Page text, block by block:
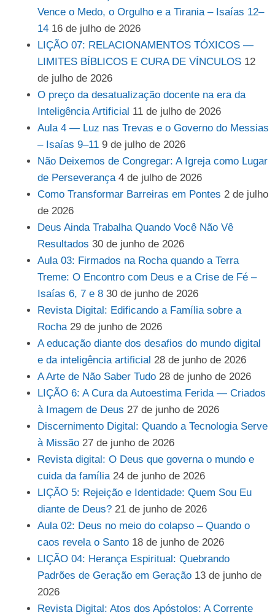
Vence o Medo, o Orgulho e a Tirania – Isaías 12–
14 16 de julho de 2026
LIÇÃO 07: RELACIONAMENTOS TÓXICOS —
LIMITES BÍBLICOS E CURA DE VÍNCULOS 12
de julho de 2026
O preço da desatualização docente na era da
Inteligência Artificial 11 de julho de 2026
Aula 4 — Luz nas Trevas e o Governo do Messias
– Isaías 9–11 9 de julho de 2026
Não Deixemos de Congregar: A Igreja como Lugar
de Perseverança 4 de julho de 2026
Como Transformar Barreiras em Pontes 2 de julho
de 2026
Deus Ainda Trabalha Quando Você Não Vê
Resultados 30 de junho de 2026
Aula 03: Firmados na Rocha quando a Terra
Treme: O Encontro com Deus e a Crise de Fé –
Isaías 6, 7 e 8 30 de junho de 2026
Revista Digital: Edificando a Família sobre a
Rocha 29 de junho de 2026
A educação diante dos desafios do mundo digital
e da inteligência artificial 28 de junho de 2026
A Arte de Não Saber Tudo 28 de junho de 2026
LIÇÃO 6: A Cura da Autoestima Ferida — Criados
à Imagem de Deus 27 de junho de 2026
Discernimento Digital: Quando a Tecnologia Serve
à Missão 27 de junho de 2026
Revista digital: O Deus que governa o mundo e
cuida da família 24 de junho de 2026
LIÇÃO 5: Rejeição e Identidade: Quem Sou Eu
diante de Deus? 21 de junho de 2026
Aula 02: Deus no meio do colapso – Quando o
caos revela o Santo 18 de junho de 2026
LIÇÃO 04: Herança Espiritual: Quebrando
Padrões de Geração em Geração 13 de junho de
2026
Revista Digital: Atos dos Apóstolos: A Corrente